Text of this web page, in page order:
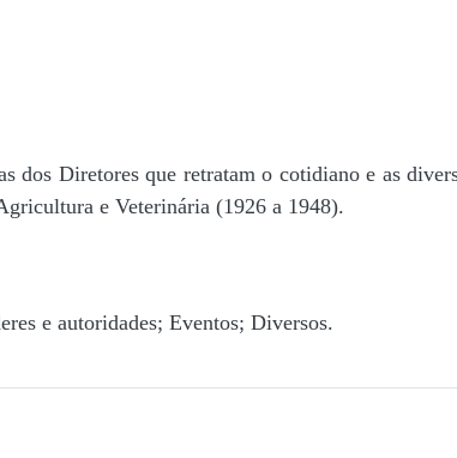
dos Diretores que retratam o cotidiano e as
e Veterinária (1926 a 1948).
e autoridades; Eventos; Diversos.